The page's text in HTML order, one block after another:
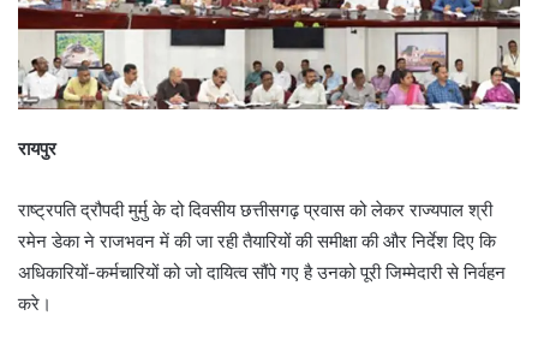
रायपुर
राष्ट्रपति द्रौपदी मुर्मु के दो दिवसीय छत्तीसगढ़ प्रवास को लेकर राज्यपाल श्री
रमेन डेका ने राजभवन में की जा रही तैयारियों की समीक्षा की और निर्देश दिए कि
अधिकारियों-कर्मचारियों को जो दायित्व सौंपे गए है उनको पूरी जिम्मेदारी से निर्वहन
करे।